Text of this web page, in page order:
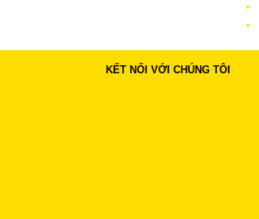
KẾT NỐI VỚI CHÚNG TÔI